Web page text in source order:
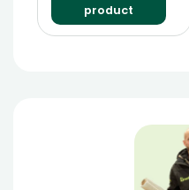
product